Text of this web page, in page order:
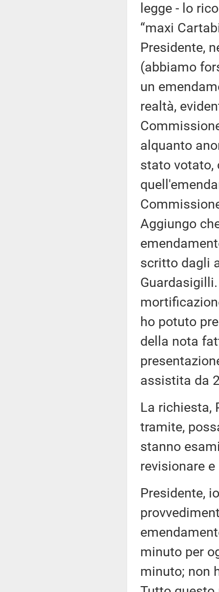
legge - lo
“maxi
Presidente,
(abbiamo
un
realtà,
alquanto
stato votato,
Aggiungo
scritto dagli
ho potuto
della nota
assistita da
La richiesta,
tramite,
stanno
revisionare
Presidente,
minuto per
minuto; non